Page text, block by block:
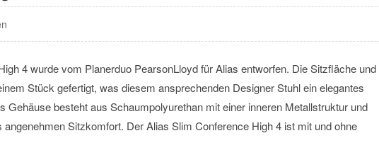
4 wurde vom Planerduo PearsonLloyd für Alias entworfen. Die Sitzfläche und
Stück gefertigt, was diesem ansprechenden Designer Stuhl ein elegantes
Gehäuse besteht aus Schaumpolyurethan mit einer inneren Metallstruktur und
angenehmen Sitzkomfort. Der Alias Slim Conference High 4 ist mit und ohne